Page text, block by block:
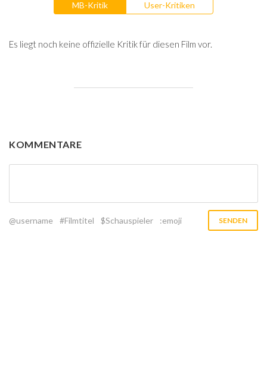
MB-Kritik User-Kritiken
Es liegt noch keine offizielle Kritik für diesen Film vor.
KOMMENTARE
@username #Filmtitel $Schauspieler :emoji